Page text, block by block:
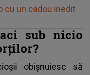
cu un cadou inedit
sub nicio
obișnuiesc să